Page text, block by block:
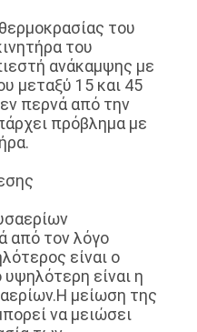
του
του
ανάκαμψης με
μεταξύ 15 και 45
περνά από την
πρόβλημα με
από τον λόγο
είναι ο
είναι η
μείωση της
να μειώσει